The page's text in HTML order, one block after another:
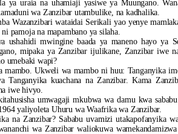
ya uraia na uhamiaji yasiwe ya Muungano.
wa Zanzibar utambulike, na kadhalika.
Wazanzibari wataidai Serikali yao yenye
pamoja na mapambano ya silaha.
mwingine baada ya maneno hayo ya
mipaka ya Zanzibar ijulikane, Zanzibar iwe
umebaki wapi?
mambo. Ukweli wa mambo ni huu: Tanganyika
kuachana na Zanzibar. Kama
iwe hivyo.
umwagaji mkubwa wa damu kwa
yaliyoleta Uhuru wa Waafrika wa Zanzibar.
na Zanzibar? Sababu uvamizi utakapofanyika
wa Zanzibar waliokuwa